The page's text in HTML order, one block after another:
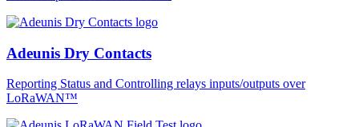
Adeunis Dry Contacts
Reporting Status and Controlling relays inputs/outputs over
LoRaWAN™